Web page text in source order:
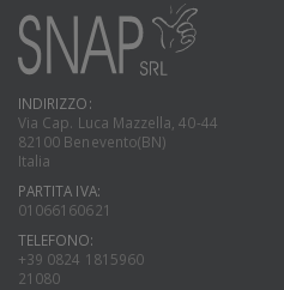
INDIRIZZO:
Via Cap. Luca Mazzella, 40-44
82100 Benevento(BN)
Italia
PARTITA IVA:
01066160621
TELEFONO:
+39 0824 1815960
21080